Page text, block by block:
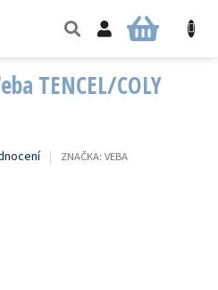
NÁKUPNÍ
TENCEL/COLY
ZNAČKA: VEBA